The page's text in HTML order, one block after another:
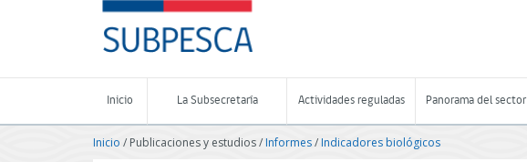
-
Subsecretaría
de
Pesca
Acuicultura
-
Inicio La Subsecretaría Actividades reguladas Panorama del sector
Inicio / Publicaciones y estudios /Informes/ Indicadores biológicos